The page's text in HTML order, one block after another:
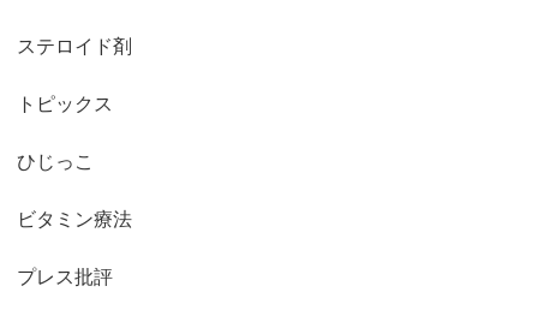
ステロイド剤
トピックス
ひじっこ
ビタミン療法
プレス批評